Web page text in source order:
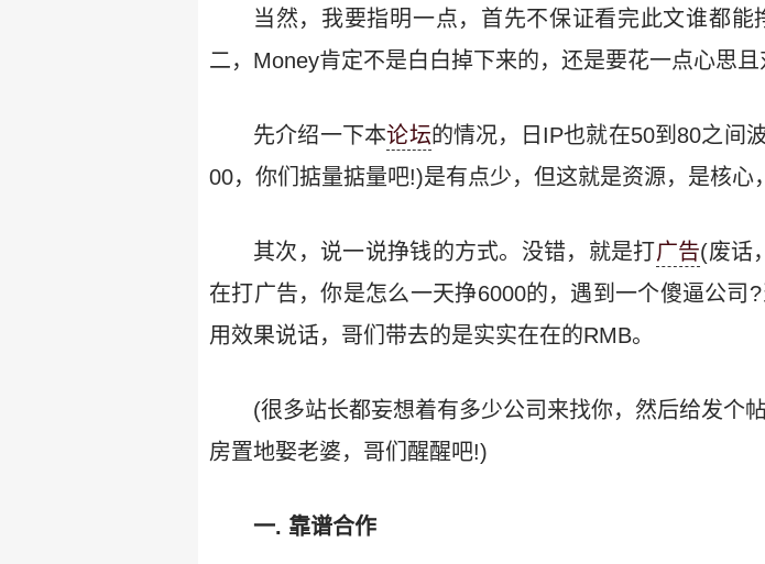
当然，我要指明一点，首先不保证看完此文谁都
二，Money肯定不是白白掉下来的，还是要花一点心思且
先介绍一下本论坛的情况，日IP也就在50到80之间
00，你们掂量掂量吧!)是有点少，但这就是资源，是核心
其次，说一说挣钱的方式。没错，就是打广告(废话
在打广告，你是怎么一天挣6000的，遇到一个傻逼公司
用效果说话，哥们带去的是实实在在的RMB。
(很多站长都妄想着有多少公司来找你，然后给发个
房置地娶老婆，哥们醒醒吧!)
一. 靠谱合作